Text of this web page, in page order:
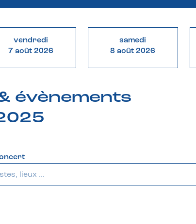
vendredi
7 août 2026
samedi
8 août 2026
évènements